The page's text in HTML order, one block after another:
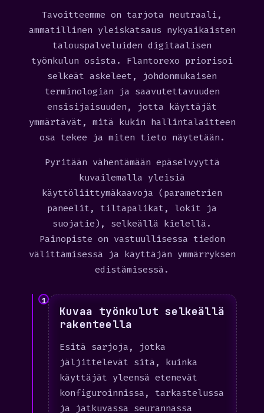
Tavoitteemme on tarjota neutraali,
ammatillinen yleiskatsaus nykyaikaisten
talouspalveluiden digitaalisen
työnkulun osista. Flantorexo priorisoi
selkeät askeleet, johdonmukaisen
terminologian ja saavutettavuuden
ensisijaisuuden, jotta käyttäjät
ymmärtävät, mitä kukin hallintalaitteen
osa tekee ja miten tieto näytetään.
Pyritään vähentämään epäselvyyttä
kuvailemalla yleisiä
käyttöliittymäkaavoja (parametrien
paneelit, tiltapalikat, lokit ja
suojatie), selkeällä kielellä.
Painopiste on vastuullisessa tiedon
välittämisessä ja käyttäjän ymmärryksen
edistämisessä.
1
Kuvaa työnkulut selkeällä
rakenteella
Esitä sarjoja, jotka
jäljittelevät sitä, kuinka
käyttäjät yleensä etenevät
konfiguroinnissa, tarkastelussa
ja jatkuvassa seurannassa